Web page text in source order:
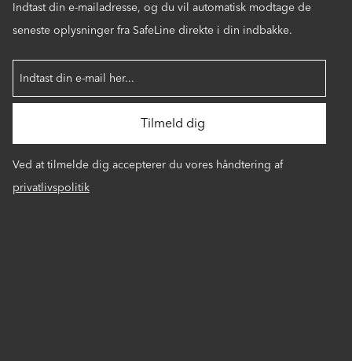
Indtast din e-mailadresse, og du vil automatisk modtage de
seneste oplysninger fra SafeLine direkte i din indbakke.
Ved at tilmelde dig accepterer du vores håndtering af
privatlivspolitik